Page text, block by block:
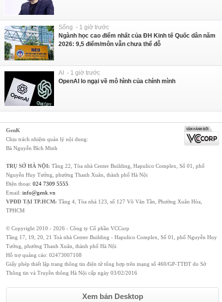
Sống - 1 giờ trước
Ngành học cao điểm nhất của ĐH Kinh tế Quốc dân năm
2026: 9,5 điểm/môn vẫn chưa thể đỗ
AI - 1 giờ trước
OpenAI lo ngại về mô hình của chính mình
GenK
Chịu trách nhiệm quản lý nội dung:
Bà Nguyễn Bích Minh
TRỤ SỞ HÀ NỘI: Tầng 22, Tòa nhà Center Building, Hapulico Complex, Số 01, phố
Nguyễn Huy Tưởng, phường Thanh Xuân, thành phố Hà Nội
Điện thoại: 024 7309 5555
Email: info@genk.vn
VPĐD TẠI TP.HCM: Tầng 4, Tòa nhà 123, số 127 Võ Văn Tần, Phường Xuân Hòa,
TPHCM
© Copyright 2010 - 2026 - Công ty Cổ phần VCCorp
Tầng 17, 19, 20, 21 Toà nhà Center Building - Hapulico Complex, Số 01, phố Nguyễn Huy
Tưởng, phường Thanh Xuân, thành phố Hà Nội
Hỗ trợ quảng cáo: 02473007108
Giấy phép thiết lập trang thông tin điện tử tổng hợp trên mạng số 460/GP-TTĐT do Sở
Thông tin và Truyền thông Hà Nội cấp ngày 03/02/2016
Xem bản Desktop